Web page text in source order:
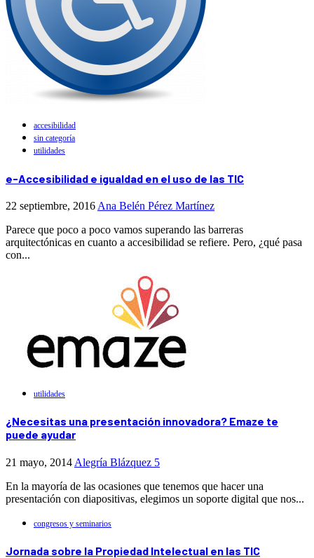
accesibilidad
sin categoría
utilidades
e-Accesibilidad e igualdad en el uso de las TIC
22 septiembre, 2016 Ana Belén Pérez Martínez
Parece que poco a poco vamos superando las barreras
arquitectónicas en cuanto a accesibilidad se refiere. Pero, ¿qué pasa
con...
utilidades
¿Necesitas una presentación innovadora? Emaze te
puede ayudar
21 mayo, 2014 Alegría Blázquez 5
En la mayoría de las ocasiones que tenemos que hacer una
presentación con diapositivas, elegimos un soporte digital que nos...
congresos y seminarios
Jornada sobre la Propiedad Intelectual en las TIC